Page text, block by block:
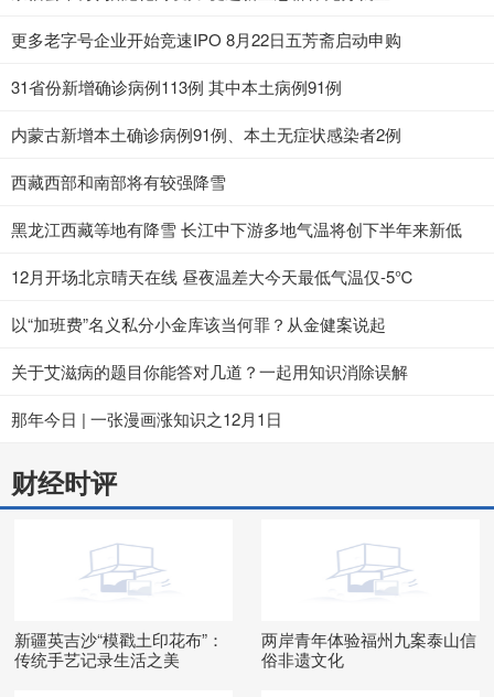
更多老字号企业开始竞速IPO 8月22日五芳斋启动申购
31省份新增确诊病例113例 其中本土病例91例
内蒙古新增本土确诊病例91例、本土无症状感染者2例
西藏西部和南部将有较强降雪
黑龙江西藏等地有降雪 长江中下游多地气温将创下半年来新低
12月开场北京晴天在线 昼夜温差大今天最低气温仅-5℃
以“加班费”名义私分小金库该当何罪？从金健案说起
关于艾滋病的题目你能答对几道？一起用知识消除误解
那年今日 | 一张漫画涨知识之12月1日
财经时评
新疆英吉沙“模戳土印花布”：
传统手艺记录生活之美
两岸青年体验福州九案泰山信
俗非遗文化